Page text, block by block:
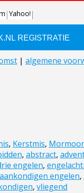
, Kerstmis,
, abstract,
engelen,
engelen,
, vliegend